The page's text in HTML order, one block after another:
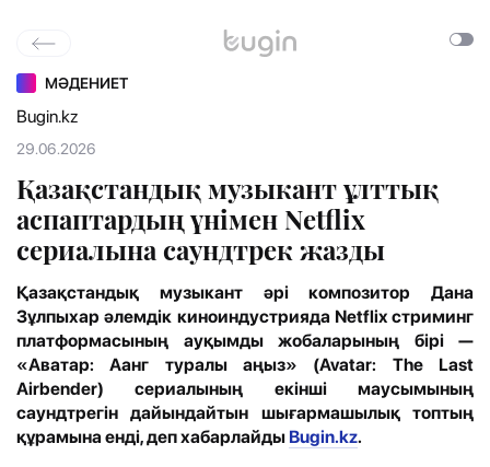
МӘДЕНИЕТ
Bugin.kz
29.06.2026
Қазақстандық музыкант ұлттық
аспаптардың үнімен Netflix
сериалына саундтрек жазды
Қазақстандық музыкант әрі композитор Дана
Зұлпыхар әлемдік киноиндустрияда Netflix стриминг
платформасының ауқымды жобаларының бірі —
«Аватар: Аанг туралы аңыз» (Avatar: The Last
Airbender) сериалының екінші маусымының
саундтрегін дайындайтын шығармашылық топтың
құрамына енді,деп хабарлайды Bugin.kz.